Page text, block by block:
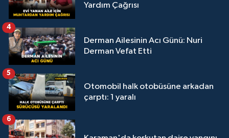
Yardım Çağrısı
Derman Ailesinin Acı Günü: Nuri
Derman Vefat Etti
4
Otomobil halk otobüsüne arkadan
çarptı: 1 yaralı
5
6